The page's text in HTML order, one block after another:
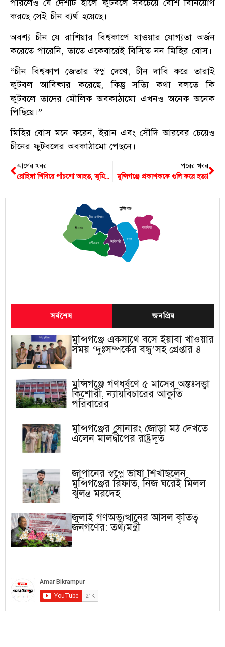
পারলেও যে দেশটি হালে ফুটবলে সবচেয়ে বেশি বিনিয়োগ
করছে সেই চীন ব্যর্থ হয়েছে।
অবশ্য চীন যে রাশিয়ার বিশ্বকাপে যাওয়ার যোগ্যতা অর্জন
করেতে পারেনি, তাতে একেবারেই বিস্মিত নন মিহির বোস।
“চীন বিশ্বকাপ জেতার স্বপ্ন দেখে, চীন দাবি করে তারাই
ফুটবল আবিষ্কার করেছে, কিন্তু সত্যি কথা বলতে কি
ফুটবলে তাদের মৌলিক অবকাঠামো এখনও অনেক অনেক
পিছিয়ে।”
মিহির বোস মনে করেন, ইরান এবং সৌদি আরবের চেয়েও
চীনের ফুটবলের অবকাঠামো পেছনে।
আগের খবর
রোহিঙ্গা শিবিরে পাঁচশো আহত, ভূমিধসের আশংকাই সত্যি হলো
পরের খবর
মুন্সিগঞ্জে প্রকাশককে গুলি করে হত্যা
শ্রীনগর
সিরাজদিখান
টংগিবাড়ী
সদর
গজারিয়া
লৌহজং
মুন্সিগঞ্জ
সর্বশেষ জনপ্রিয়
মুন্সিগঞ্জে একসাথে বসে ইয়াবা খাওয়ার
সময় ‘দুঃসম্পর্কের বন্ধু’সহ গ্রেপ্তার ৪
মুন্সিগঞ্জে গণধর্ষণে ৫ মাসের অন্তঃসত্ত্বা
কিশোরী, ন্যায়বিচারের আকুতি
পরিবারের
মুন্সিগঞ্জের সোনারং জোড়া মঠ দেখতে
এলেন মালদ্বীপের রাষ্ট্রদূত
জাপানের স্বপ্নে ভাষা শিখছিলেন
মুন্সিগঞ্জের রিফাত, নিজ ঘরেই মিলল
ঝুলন্ত মরদেহ
জুলাই গণঅভ্যুত্থানের আসল কৃতিত্ব
জনগণের: তথ্যমন্ত্রী